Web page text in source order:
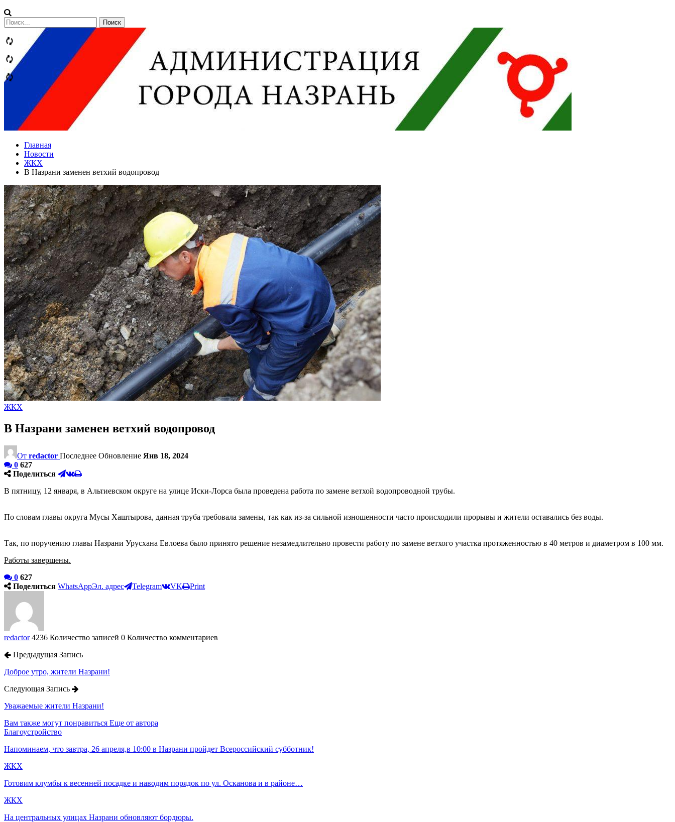
Сообщений
категории
Теги
Главная
Новости
ЖКХ
В Назрани заменен ветхий водопровод
ЖКХ
В Назрани заменен ветхий водопровод
От redactor Последнее Обновление Янв 18, 2024
0 627
Поделиться
В пятницу, 12 января, в Альтиевском округе на улице Иски-Лорса была проведена работа по замене ветхой водопроводной трубы.
По словам главы округа Мусы Хаштырова, данная труба требовала замены, так как из-за сильной изношенности часто происходили прорывы и жители оставались без воды.
Так, по поручению главы Назрани Урусхана Евлоева было принято решение незамедлительно провести работу по замене ветхого участка протяженностью в 40 метров и диаметром в 100 мм.
Работы завершены.
0 627
Поделиться WhatsAppЭл. адрес Telegram VK Print
redactor 4236 Количество записей 0 Количество комментариев
Предыдущая Запись
Доброе утро, жители Назрани!
Следующая Запись
Уважаемые жители Назрани!
Вам также могут понравиться Еще от автора
Благоустройство
Напоминаем, что завтра, 26 апреля,в 10:00 в Назрани пройдет Всероссийский субботник!
ЖКХ
Готовим клумбы к весенней посадке и наводим порядок по ул. Осканова и в районе…
ЖКХ
На центральных улицах Назрани обновляют бордюры.